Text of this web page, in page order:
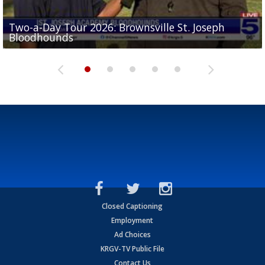
Two-a-Day Tour 2026: Brownsville St. Joseph
Bloodhounds
Two-a-Day Tour 2026: St. Joseph Academy
Bloodhounds
Two-a-Day Tour 2026: Sharyland Rattlers
Sit-down interview with UTRGV wide receiver
Tavian Cord
Two-a-Day Tour 2026: Raymondville Bearkats
Closed Captioning
Employment
Ad Choices
KRGV-TV Public File